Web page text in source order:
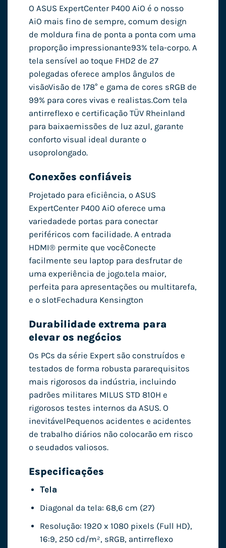
O ASUS ExpertCenter P400 AiO é o nosso
AiO mais fino de sempre, comum design
de moldura fina de ponta a ponta com uma
proporção impressionante93% tela-corpo. A
tela sensível ao toque FHD2 de 27
polegadas oferece amplos ângulos de
visãoVisão de 178° e gama de cores sRGB de
99% para cores vivas e realistas.Com tela
antirreflexo e certificação TÜV Rheinland
para baixaemissões de luz azul, garante
conforto visual ideal durante o
usoprolongado.
Conexões confiáveis
Projetado para eficiência, o ASUS
ExpertCenter P400 AiO oferece uma
variedadede portas para conectar
periféricos com facilidade. A entrada
HDMI® permite que vocêConecte
facilmente seu laptop para desfrutar de
uma experiência de jogo.tela maior,
perfeita para apresentações ou multitarefa,
e o slotFechadura Kensington
Durabilidade extrema para
elevar os negócios
Os PCs da série Expert são construídos e
testados de forma robusta pararequisitos
mais rigorosos da indústria, incluindo
padrões militares MILUS STD 810H e
rigorosos testes internos da ASUS. O
inevitávelPequenos acidentes e acidentes
de trabalho diários não colocarão em risco
o seudados valiosos.
Especificações
Tela
Diagonal da tela: 68,6 cm (27)
Resolução: 1920 x 1080 pixels (Full HD),
16:9, 250 cd/m², sRGB, antirreflexo